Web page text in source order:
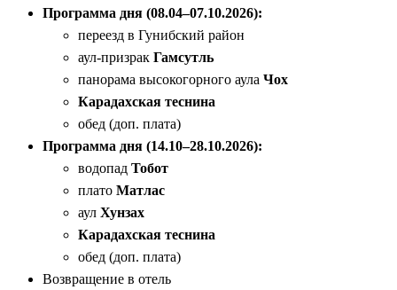
Программа дня (08.04–07.10.2026):
переезд в Гунибский район
аул-призрак Гамсутль
панорама высокогорного аула Чох
Карадахская теснина
обед (доп. плата)
Программа дня (14.10–28.10.2026):
водопад Тобот
плато Матлас
аул Хунзах
Карадахская теснина
обед (доп. плата)
Возвращение в отель